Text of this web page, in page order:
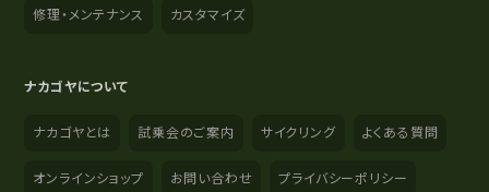
修理・メンテナンス カスタマイズ
ナカゴヤについて
ナカゴヤとは 試乗会のご案内 サイクリング よくある質問
オンラインショップ お問い合わせ プライバシーポリシー